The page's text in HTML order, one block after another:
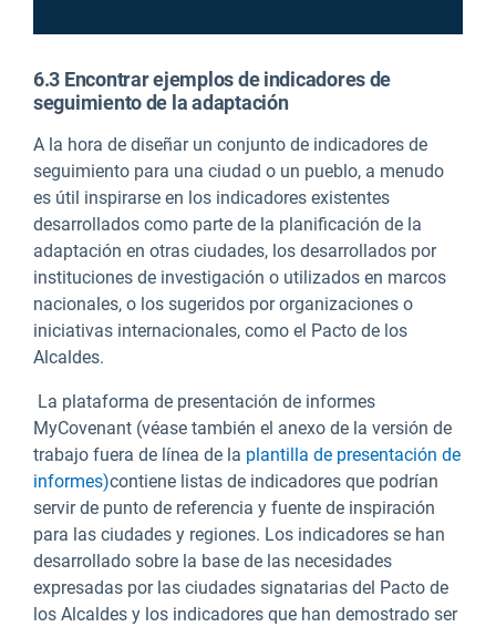
6.3 Encontrar ejemplos de indicadores de
seguimiento de la adaptación
A la hora de diseñar un conjunto de indicadores de
seguimiento para una ciudad o un pueblo, a menudo
es útil inspirarse en los indicadores existentes
desarrollados como parte de la planificación de la
adaptación en otras ciudades, los desarrollados por
instituciones de investigación o utilizados en marcos
nacionales, o los sugeridos por organizaciones o
iniciativas internacionales, como el Pacto de los
Alcaldes.
La plataforma de presentación de informes
MyCovenant (véase también el anexo de la versión de
trabajo fuera de línea de la plantilla de presentación de
informes)contiene listas de indicadores que podrían
servir de punto de referencia y fuente de inspiración
para las ciudades y regiones. Los indicadores se han
desarrollado sobre la base de las necesidades
expresadas por las ciudades signatarias del Pacto de
los Alcaldes y los indicadores que han demostrado ser